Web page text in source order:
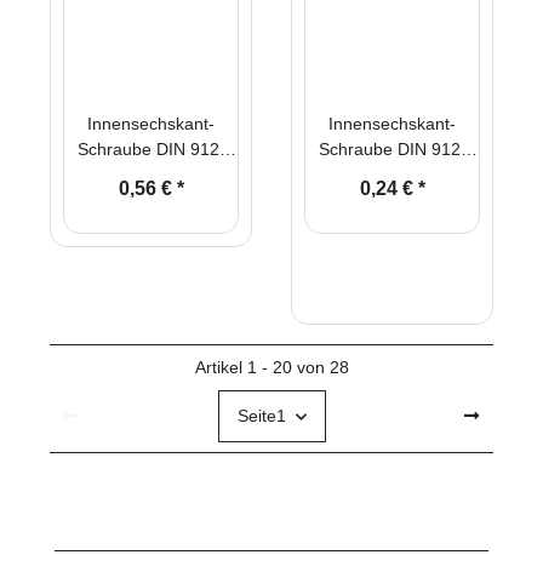
Innensechskant-
Schraube DIN 912/
120 mm
0,56 € *
Innensechskant-
Schraube DIN 912/
25 mm
0,24 € *
Artikel 1 - 20 von 28
Seite1